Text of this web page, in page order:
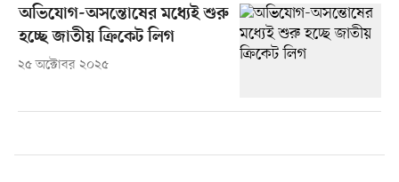
অভিযোগ-অসন্তোষের মধ‍্যেই শুরু
হচ্ছে জাতীয় ক্রিকেট লিগ
২৫ অক্টোবর ২০২৫